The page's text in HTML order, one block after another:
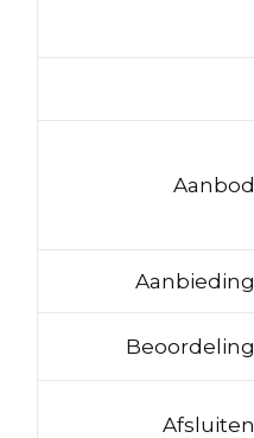
Aanbod
Aanbieding
Beoordeling
Afsluiten